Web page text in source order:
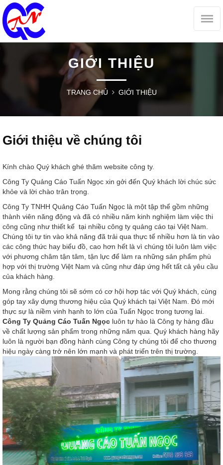
GIỚI THIỆU
TRANG CHỦ GIỚI THIỆU
Giới thiệu về chúng tôi
Kính chào Quý khách ghé thăm website công ty.
Công Ty Quảng Cáo Tuấn Ngọc xin gởi đến Quý khách lời chúc sức
khỏe và lời chào trân trọng.
Công Ty TNHH Quảng Cáo Tuấn Ngọc là một tập thể gồm những
thành viên năng động và đã có nhiều năm kinh nghiệm làm việc thi
công cũng như thiết kế tại nhiều công ty quảng cáo tại Việt Nam.
Chúng tôi tự tin vào khả năng đã trải qua thực tế nhiều hơn là tin vào
các công thức hay biểu đồ, cao hơn hết là vì chúng tôi luôn làm việc
với phương châm tận tâm, tận lực để làm ra những sản phẩm phù
hợp với thị trường Việt Nam và cũng như đáp ứng hết tất cả yêu cầu
của khách hàng.
Mong rằng chúng tôi sẽ sớm có cơ hội hợp tác với Quý khách, cùng
góp tay xây dựng thương hiệu của Quý khách tại Việt Nam. Đó mới
thực sự là niềm vinh hạnh to lớn của Tuấn Ngọc trong tương lai.
Công Ty Quảng Cáo Tuấn Ngọc luôn tự hào là Công ty hàng đầu
về chất lượng sản phẩm trong những năm qua. Quý khách hàng hãy
luôn là người bạn đồng hành cùng Công ty chúng tôi để cho thương
hiệu ngày càng trở nên lớn mạnh và phát triển trên thị trường.